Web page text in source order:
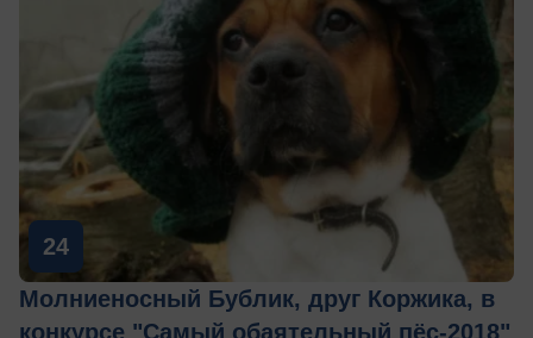
24
Молниеносный Бублик, друг Коржика, в
конкурсе "Самый обаятельный пёс-2018"